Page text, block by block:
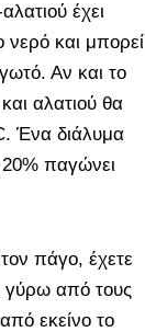
έχει
και μπορεί
Αν και το
αλατιού θα
Ένα διάλυμα
παγώνει
πάγο, έχετε
γύρω από τους
εκείνο το